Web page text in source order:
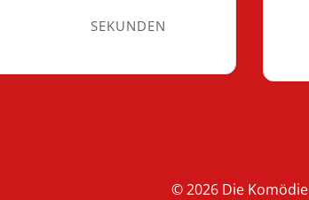
SEKUNDEN
© 2026 Die Komödie